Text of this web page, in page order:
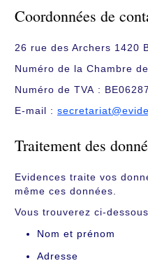
Coordonnées de
26 rue des Archers 1420
Numéro de la Chambre
Numéro de TVA :
E-mail :
Traitement des
Evidences traite vos
même ces données.
Vous trouverez ci-
Nom et prénom
Adresse